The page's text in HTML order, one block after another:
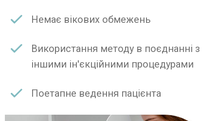
Немає вікових обмежень
Використання методу в поєднанні з
іншими ін'єкційними процедурами
Поетапне ведення пацієнта